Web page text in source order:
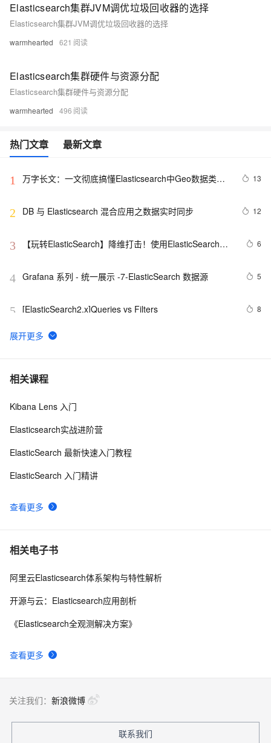
Elasticsearch集群JVM调优垃圾回收器的选择
Elasticsearch集群JVM调优垃圾回收器的选择
warmhearted 621
Elasticsearch集群硬件与资源分配
Elasticsearch集群硬件与资源分配
warmhearted 496
热门文章 最新文章
1
万字长文：一文彻底搞懂Elasticsearch中Geo数据类型
13
2 DB 与 Elasticsearch 混合应用之数据实时同步 12
3
【玩转ElasticSearch】降维打击！使用ElasticSearch作
6
4 Grafana 系列 - 统一展示 -7-ElasticSearch 数据源 5
5 [ElasticSearch2.x]Queries vs Filters 8
6
KubeSphere 核心实战之三【在kubesphere平台上部署
署Zookeeper】（实操篇 3/4）
7 带你读《Elastic Stack 实战手册》之84：——
8 elasticsearch集群关闭和重启
原理
10阿里云ElasticSearch迁移-基于OSS全增量快照
相关课程
查看更多
Kibana Lens 入门
Elasticsearch实战进阶营
ElasticSearch 最新快速入门教程
ElasticSearch 入门精讲
相关电子书
查看更多
阿里云Elasticsearch体系架构与特性解析
开源与云：Elasticsearch应用剖析
《Elasticsearch全观测解决方案》
关注我们： 新浪微博
联系我们